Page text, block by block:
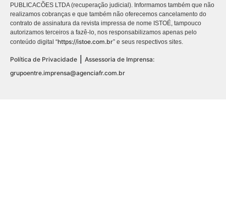
PUBLICACÕES LTDA (recuperação judicial). Informamos também que não
realizamos cobranças e que também não oferecemos cancelamento do
contrato de assinatura da revista impressa de nome ISTOÉ, tampouco
autorizamos terceiros a fazê-lo, nos responsabilizamos apenas pelo
conteúdo digital “https://istoe.com.br” e seus respectivos sites.
Política de Privacidade
Assessoria de Imprensa:
grupoentre.imprensa@agenciafr.com.br